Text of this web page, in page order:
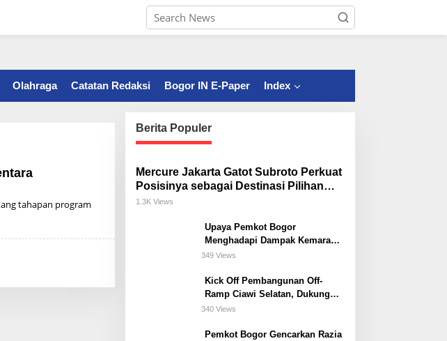
Olahraga Catatan Redaksi Bogor IN E-Paper Index
tahapan program
Berita Populer
Mercure Jakarta Gatot Subroto Perkuat
Posisinya sebagai Destinasi Pilihan
untuk Bisnis, Staycation, Meeting, dan
1.3K Views
Upaya Pemkot Bogor
Menghadapi Dampak Kemarau
Panjang
349 Views
Kick Off Pembangunan Off-
Ramp Ciawi Selatan, Dukung
Konektivitas Antarwilayah di
340 Views
Pemkot Bogor Gencarkan Razia